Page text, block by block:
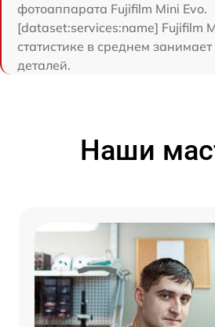
фотоаппарата Fujifilm Mini Evo.
[dataset:services:name] Fujifilm
статистике в среднем
деталей.
Наши